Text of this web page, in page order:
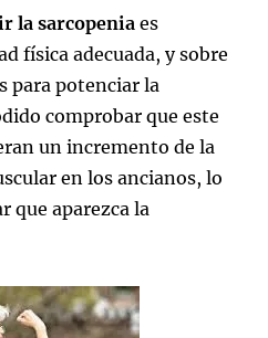
la sarcopenia es
física adecuada, y sobre
para potenciar la
comprobar que este
un incremento de la
en los ancianos, lo
que aparezca la